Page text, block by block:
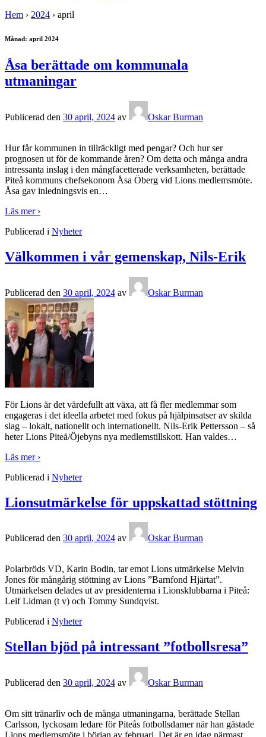
Hem › 2024 › april
Månad: april 2024
Åsa berättade om kommunala
utmaningar
Publicerad den 30 april, 2024 av Oskar Burman
Hur får kommunen in tillräckligt med pengar? Och hur ser
prognosen ut för de kommande åren? Om detta och många andra
intressanta inslag i den mångfacetterade verksamheten, berättade
Piteå kommuns chefsekonom Åsa Öberg vid Lions medlemsmöte.
Åsa gav inledningsvis en…
Läs mer ›
Publicerad i Nyheter
Välkommen i vår gemenskap, Nils-Erik
Publicerad den 30 april, 2024 av Oskar Burman
För Lions är det värdefullt att växa, att få fler medlemmar som
engageras i det ideella arbetet med fokus på hjälpinsatser av skilda
slag – lokalt, nationellt och internationellt. Nils-Erik Pettersson – så
heter Lions Piteå/Öjebyns nya medlemstillskott. Han valdes…
Läs mer ›
Publicerad i Nyheter
Lionsutmärkelse för uppskattad stöttning
Publicerad den 30 april, 2024 av Oskar Burman
Polarbröds VD, Karin Bodin, tar emot Lions utmärkelse Melvin
Jones för mångårig stöttning av Lions ”Barnfond Hjärtat”.
Utmärkelsen delades ut av presidenterna i Lionsklubbarna i Piteå:
Leif Lidman (t v) och Tommy Sundqvist.
Publicerad i Nyheter
Stellan bjöd på intressant ”fotbollsresa”
Publicerad den 30 april, 2024 av Oskar Burman
Om sitt tränarliv och de många utmaningarna, berättade Stellan
Carlsson, lyckosam ledare för Piteås fotbollsdamer när han gästade